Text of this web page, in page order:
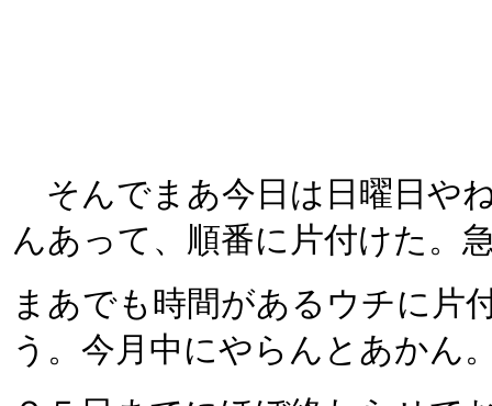
そんでまあ今日は日曜日や
んあって、順番に片付けた。
まあでも時間があるウチに片
う。今月中にやらんとあかん